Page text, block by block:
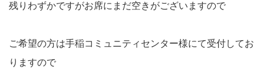
残りわずかですがお席にまだ空きがございますので
ご希望の方は手稲コミュニティセンター様にて受付してお
りますので